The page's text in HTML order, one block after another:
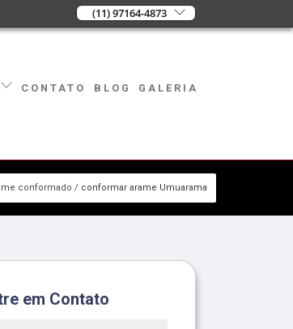
(11) 97164-4873
CONTATO BLOG GALERIA
conformado conformar arame Umuarama
em Contato